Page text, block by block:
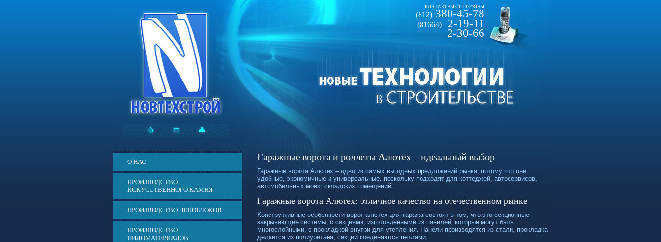
КОНТАКТНЫЕ ТЕЛЕФОНЫ
(812) 380-45-78
(81664)
2-19-11
2-30-66
О НАС
ПРОИЗВОДСТВО
ИСКУССТВЕННОГО КАМНЯ
ПРОИЗВОДСТВО ПЕНОБЛОКОВ
ПРОИЗВОДСТВО
ПИЛОМАТЕРИАЛОВ
Гаражные ворота и роллеты Алютех – идеальный выбор
Гаражные ворота Алютех – одно из самых выгодных предложений рынка, потому что они
удобные, экономичные и универсальные, поскольку подходят для коттеджей, автосервисов,
автомобильных моек, складских помещений.
Гаражные ворота Алютех: отличное качество на отечественном рынке
Конструктивные особенности ворот алютех для гаража состоят в том, что это секционные
закрывающие системы, с секциями, изготовленными из панелей, которые могут быть
многослойными, с прокладкой внутри для утепления. Панели производятся из стали, прокладка
делается из полиуретана, секции соединяются петлями.